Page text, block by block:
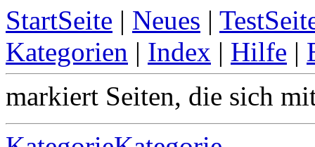
StartSeite | Neues |
Kategorien | Index | Hilfe |
markiert Seiten, die sich